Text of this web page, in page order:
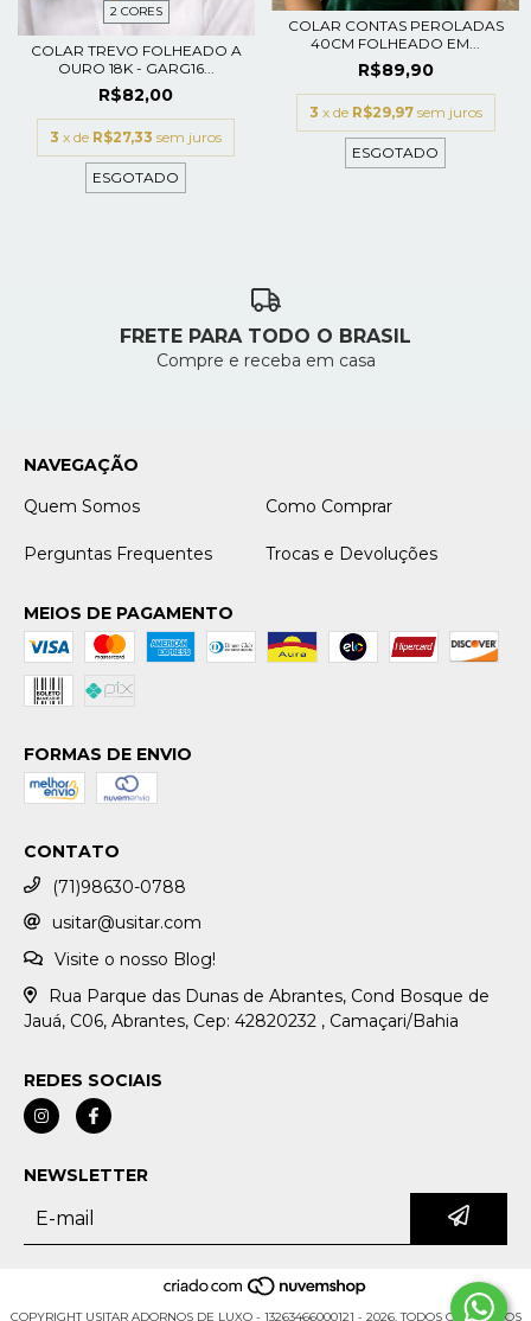
2 CORES
COLAR TREVO FOLHEADO A
OURO 18K - GARG16...
R$82,00
3 x de R$27,33 sem juros
ESGOTADO
COLAR CONTAS PEROLADAS
40CM FOLHEADO EM...
R$89,90
3 x de R$29,97 sem juros
ESGOTADO
FRETE PARA TODO O BRASIL
Compre e receba em casa
NAVEGAÇÃO
Quem Somos
Como Comprar
Perguntas Frequentes Trocas e Devoluções
MEIOS DE PAGAMENTO
FORMAS DE ENVIO
CONTATO
(71)98630-0788
usitar@usitar.com
Visite o nosso Blog!
Rua Parque das Dunas de Abrantes, Cond Bosque de
Jauá, C06, Abrantes, Cep: 42820232 , Camaçari/Bahia
REDES SOCIAIS
NEWSLETTER
COPYRIGHT USITAR ADORNOS DE LUXO - 13263466000121 - 2026. TODOS OS DIREITOS